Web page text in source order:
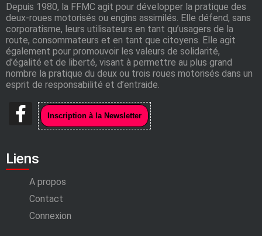
Depuis 1980, la FFMC agit pour développer la pratique des
deux-roues motorisés ou engins assimilés. Elle défend, sans
corporatisme, leurs utilisateurs en tant qu’usagers de la
route, consommateurs et en tant que citoyens. Elle agit
également pour promouvoir les valeurs de solidarité,
d’égalité et de liberté, visant à permettre au plus grand
nombre la pratique du deux ou trois roues motorisés dans un
esprit de responsabilité et d’entraide.
Liens
A propos
Contact
Connexion